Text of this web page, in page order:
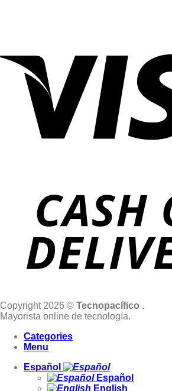
Copyright 2026 © Tecnopacífico .
Mayorista online de tecnología.
Categories
Menu
Español
Español
English